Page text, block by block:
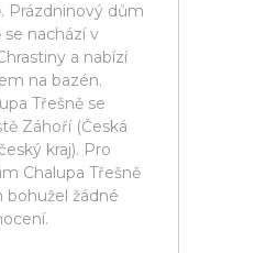
Prázdninový dům
se nachází v
a nabízí
na bazén.
Třešně se
Záhoří (Česká
kraj). Pro
Chalupa Třešně
žádné